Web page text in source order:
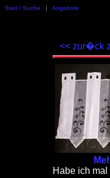
Start / Suche | Angebote
<< zur�ck
Habe ich